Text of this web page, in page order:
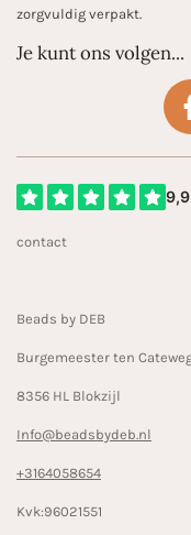
zorgvuldig verpakt.
Je kunt ons volgen...
e
contact
Beads by DEB
Burgemeester ten
8356 HL Blokzijl
Info@beadsbydeb.nl
+3164058654
Kvk:96021551